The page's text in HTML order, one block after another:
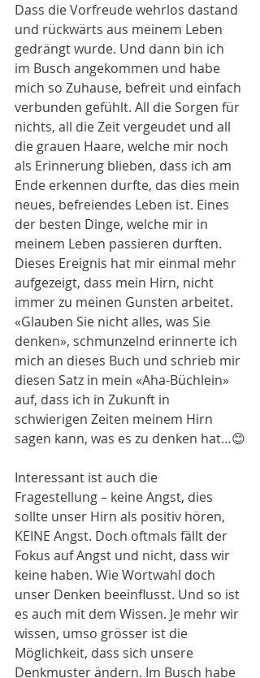
Dass die Vorfreude wehrlos dastand
und rückwärts aus meinem Leben
gedrängt wurde. Und dann bin ich
im Busch angekommen und habe
mich so Zuhause, befreit und einfach
verbunden gefühlt. All die Sorgen für
nichts, all die Zeit vergeudet und all
die grauen Haare, welche mir noch
als Erinnerung blieben, dass ich am
Ende erkennen durfte, das dies mein
neues, befreiendes Leben ist. Eines
der besten Dinge, welche mir in
meinem Leben passieren durften.
Dieses Ereignis hat mir einmal mehr
aufgezeigt, dass mein Hirn, nicht
immer zu meinen Gunsten arbeitet.
«Glauben Sie nicht alles, was Sie
denken», schmunzelnd erinnerte ich
mich an dieses Buch und schrieb mir
diesen Satz in mein «Aha-Büchlein»
auf, dass ich in Zukunft in
schwierigen Zeiten meinem Hirn
sagen kann, was es zu denken hat…😊
Interessant ist auch die
Fragestellung – keine Angst, dies
sollte unser Hirn als positiv hören,
KEINE Angst. Doch oftmals fällt der
Fokus auf Angst und nicht, dass wir
keine haben. Wie Wortwahl doch
unser Denken beeinflusst. Und so ist
es auch mit dem Wissen. Je mehr wir
wissen, umso grösser ist die
Möglichkeit, dass sich unsere
Denkmuster ändern. Im Busch habe